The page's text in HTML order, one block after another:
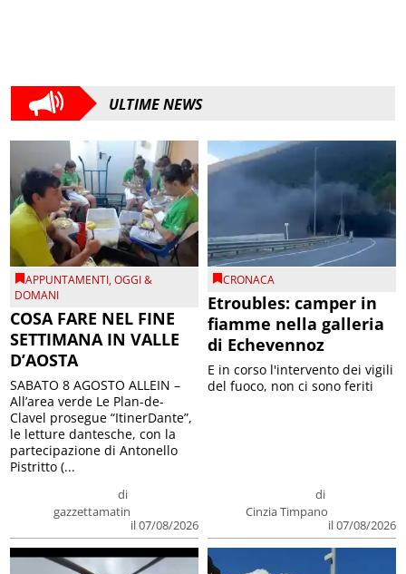
ULTIME NEWS
APPUNTAMENTI,OGGI &
DOMANI
COSA FARE NEL FINE
SETTIMANA IN VALLE
D’AOSTA
di
gazzettamatin
il 07/08/2026
SABATO 8 AGOSTO ALLEIN –
All’area verde Le Plan-de-
Clavel prosegue “ItinerDante”,
le letture dantesche, con la
partecipazione di Antonello
Pistritto (...
CRONACA
Etroubles: camper in
fiamme nella galleria
di Echevennoz
di
Cinzia Timpano
il 07/08/2026
E in corso l'intervento dei vigili
del fuoco, non ci sono feriti